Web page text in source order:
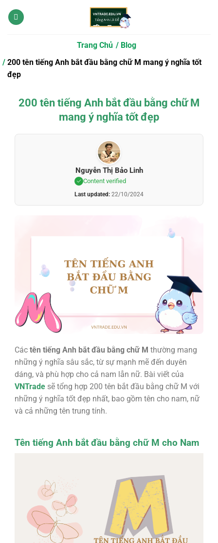
qua
Trang Chủ
Blog
200 tên tiếng Anh bắt đầu bằng chữ M mang ý nghĩa tốt
đẹp
200 tên tiếng Anh bắt đầu bằng chữ M
mang ý nghĩa tốt đẹp
Nguyễn Thị Bảo Linh
Content verified
Last updated: 22/10/2024
Các tên tiếng Anh bắt đầu bằng chữ M thường mang
những ý nghĩa sâu sắc, từ sự mạnh mẽ đến duyên
dáng, và phù hợp cho cả nam lẫn nữ. Bài viết của
VNTradesẽ tổng hợp 200 tên bắt đầu bằng chữ M với
những ý nghĩa tốt đẹp nhất, bao gồm tên cho nam, nữ
và cả những tên trung tính.
Tên tiếng Anh bắt đầu bằng chữ M cho Nam